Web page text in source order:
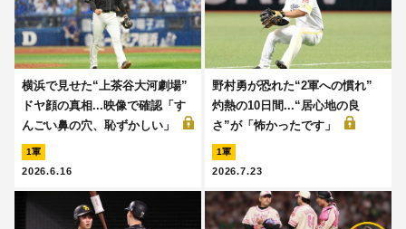
横浜で見せた“上茶谷大河劇場”
ドヤ顔の真相...映像で確認「す
んごい鼻の穴、恥ずかしい」
1軍
2026.6.16
野村勇が恐れた“2軍への慣れ”
灼熱の10日間...“居心地の良
さ”が「怖かったです」
1軍
2026.7.23